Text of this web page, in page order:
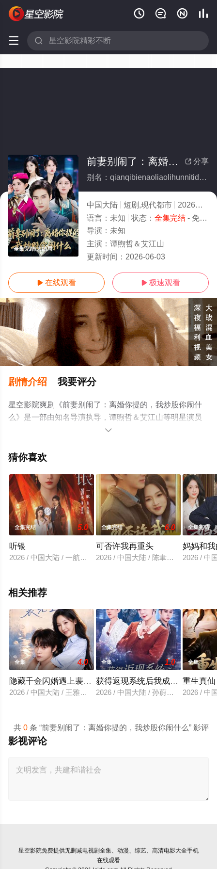
   
 
全集完结/大结局
 分享
前妻别闹了：离婚你提的，我炒股你闹什么(全集)
别名：qianqibienaoliaolihunnitidewochaoguninaoshime
中国大陆 短剧,现代都市 2026
7.0
语言： 未知 状态： 全集完结- 免费在线观看
导演： 未知
主演： 谭煦哲＆艾江山
更新时间： 2026-06-03
 在线观看  极速观看
剧情介绍 我要评分
星空影院爽剧《前妻别闹了：离婚你提的，我炒股你闹什
么》是一部由知名导演执导，谭煦哲＆艾江山等明星演员
精彩演绎的中国大陆电视剧，大结局剧情已揭晓（全集完
空影视，更多相关信息可移步至豆瓣电视剧、电视猫或剧
。

猜你喜欢
全集完结 5.0
听银
2026 / 中国大陆 / 一航＆至春禾
全集完结 6.0
可否许我再重头
2026 / 中国大陆 / 陈聿修＆罗玮
全集完结
妈妈和
2026 / 中
相关推荐
全集 4.0
隐藏千金闪婚遇上裴先生
2026 / 中国大陆 / 王雅清＆朱城玮
全集 1.0
获得返现系统后我成了万人迷
2026 / 中国大陆 / 孙蔚琳＆魏胜奇
全集
重生真
2026 / 中
共0 条 “前妻别闹了：离婚你提的，我炒股你闹什么” 影评
影视评论
星空影院免费提供无删减电视剧全集、动漫、综艺、高清电影大全手机
在线观看